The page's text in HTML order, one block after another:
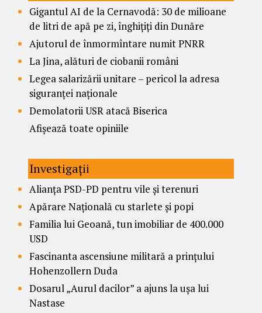
Gigantul AI de la Cernavodă: 30 de milioane
de litri de apă pe zi, înghițiți din Dunăre
Ajutorul de înmormîntare numit PNRR
La Jina, alături de ciobanii români
Legea salarizării unitare – pericol la adresa
siguranței naționale
Demolatorii USR atacă Biserica
Afișează toate opiniile
Investigații
Alianța PSD-PD pentru vile și terenuri
Apărare Națională cu starlete și popi
Familia lui Geoană, tun imobiliar de 400.000
USD
Fascinanta ascensiune militară a prințului
Hohenzollern Duda
Dosarul „Aurul dacilor” a ajuns la ușa lui
Nastase